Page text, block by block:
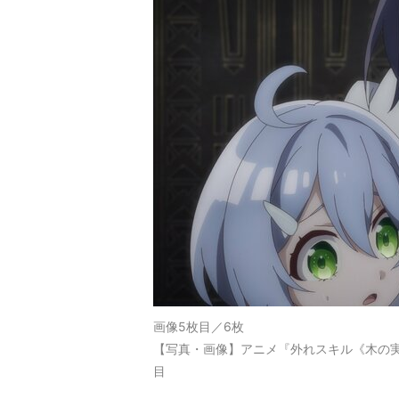
画像5枚目／6枚
【写真・画像】アニメ『外れスキル《木
目